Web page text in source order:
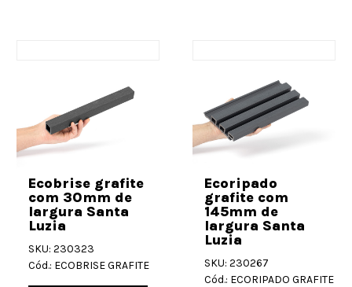
Ecobrise grafite
com 30mm de
largura Santa
Luzia
SKU: 230323
Cód.: ECOBRISE GRAFITE
Ecoripado
grafite com
145mm de
largura Santa
Luzia
SKU: 230267
Cód.: ECORIPADO GRAFITE